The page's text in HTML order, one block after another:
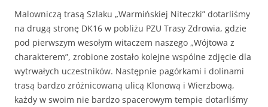
Malowniczą trasą Szlaku „Warmińskiej Niteczki” dotarliśmy
na drugą stronę DK16 w pobliżu PZU Trasy Zdrowia, gdzie
pod pierwszym wesołym witaczem naszego „Wójtowa z
charakterem”, zrobione zostało kolejne wspólne zdjęcie dla
wytrwałych uczestników. Następnie pagórkami i dolinami
trasą bardzo zróżnicowaną ulicą Klonową i Wierzbową,
każdy w swoim nie bardzo spacerowym tempie dotarliśmy